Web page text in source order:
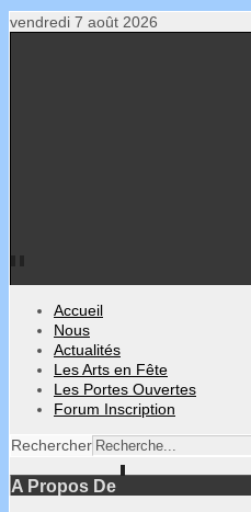
vendredi 7 août 2026
Accueil
Nous
Actualités
Les Arts en Fête
Les Portes Ouvertes
Forum Inscription
Rechercher
A Propos De